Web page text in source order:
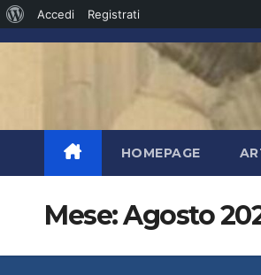
Informazioni
su
Accedi Registrati
Salta
HOMEPAGE
Mese:Agosto